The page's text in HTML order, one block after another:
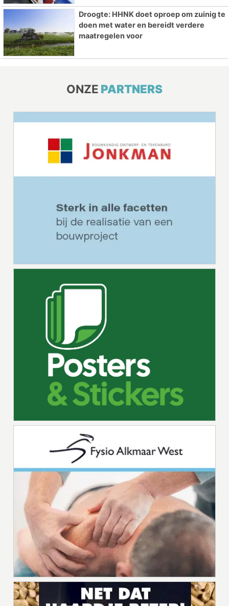
Droogte: HHNK doet oproep om zuinig te
doen met water en bereidt verdere
maatregelen voor
ONZE PARTNERS